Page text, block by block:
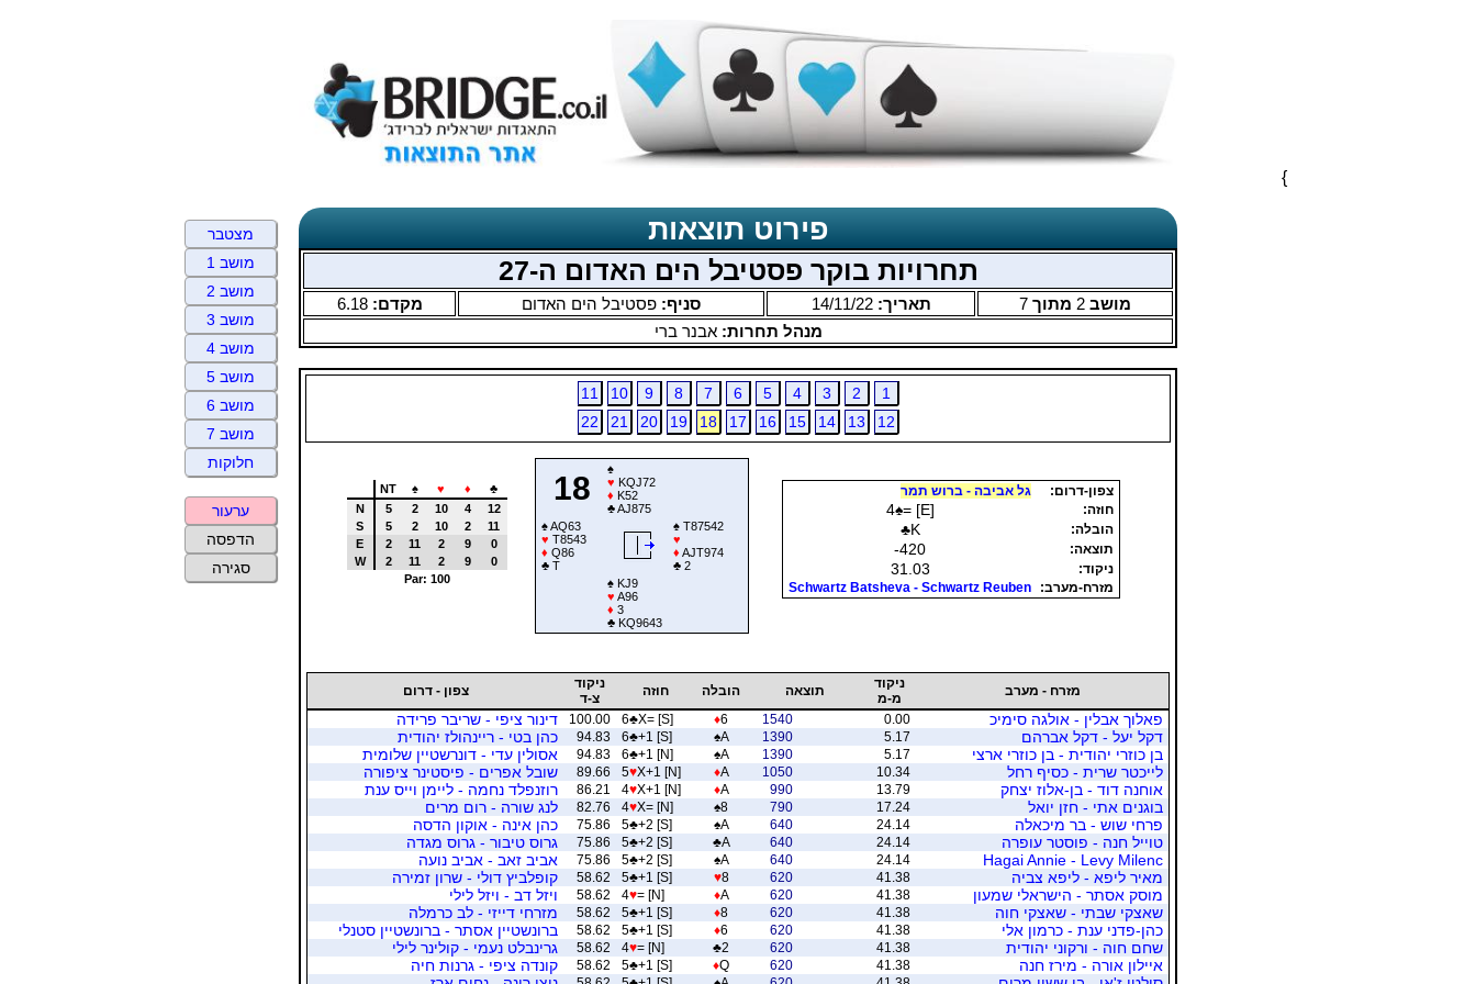
}
פירוט תוצאות
תחרויות בוקר פסטיבל הים האדום ה-27
מושב 2 מתוך 7 תאריך:14/11/22 סניף: פסטיבל הים האדום מקדם:6.18
מנהל תחרות:אבנר ברי
1
2
3
4
5
6
7
8
9
10
11
12
13
14
15
16
17
18
19
20
21
22
צפון-דרום:
גל אביבה - ברוש תמר
חוזה:
4♠= [E]
הובלה: ♣K
תוצאה: -420
ניקוד: 31.03
מזרח-מערב: Schwartz Batsheva - Schwartz Reuben
18
♠
♥ KQJ72
♦ K52
♣AJ875
♠AQ63
♥ T8543
♦ Q86
♣ T
♠ T87542
♥
♦ AJT974
♣ 2
♠ KJ9
♥ A96
♦ 3
♣ KQ9643
NT ♠ ♥ ♦
♣
N
5 2 10 4
12
S
5 2 10 2
11
E
2 11 2 9
0
W
2 11 2 9
0
Par: 100
מזרח - מערב
ניקוד
מ-מ
תוצאה הובלה חוזה
ניקוד
צ-ד
צפון - דרום
פאלוך אבלין - אולגה סימיכ 0.00
1540
♦6
6♣X= [S]
100.00
דינור ציפי - שריבר פרידה
דקל יעל - דקל אברהם
5.17
1390
♠A
6♣+1 [S]
94.83
כהן בטי - ריינהולז יהודית
בן כוזרי יהודית - בן כוזרי ארצי
5.17
1390
♠A
6♣+1 [N]
94.83
אסולין עדי - דונרשטיין שלומית
לייכטר שרית - כסיף רחל
10.34
1050
♦A
5♥X+1 [N]
89.66
שובל אפרים - פיסטינר ציפורה
אוחנה דוד - בן-אלוז יצחק
13.79
990
♦A
4♥X+1 [N]
86.21
רוזנפלד נחמה - ליימן וייס ענת
בוגנים אתי - חזן יואל
17.24
790
♠8
4♥X= [N]
82.76
לנג שורה - רום מרים
פרחי שוש - בר מיכאלה
24.14
640
♠A
5♣+2 [S]
75.86
כהן אינה - אוקון הדסה
טוייל חנה - פוסטר עופרה
24.14
640
♣A
5♣+2 [S]
75.86
גרוס טיבור - גרוס מגדה
Hagai Annie - Levy Milenc
24.14
640
♠A
5♣+2 [S]
75.86
אביב זאב - אביב נועה
מאיר ליפא - ליפא צביה
41.38
620
♥8
5♣+1 [S]
58.62
קופלביץ דולי - שרון זמירה
מוסק אסתר - הישראלי שמעון
41.38
620
♦A
4♥= [N]
58.62
ויזל דב - ויזל לילי
שאצקי שבתי - שאצקי חוה
41.38
620
♦8
5♣+1 [S]
58.62
מזרחי דייזי - לב כרמלה
כהן-פדני ענת - כרמון אלי
41.38
620
♦6
5♣+1 [S]
58.62
ברונשטיין אסתר - ברונשטיין סטנלי
שחם חוה - ורקוני יהודית
41.38
620
♣2
4♥= [N]
58.62
גרינבלט נעמי - קולינר לילי
איילון אורה - מירז חנה
41.38
620
♦Q
5♣+1 [S]
58.62
קונדה ציפי - גרנות חיה
מצטבר
מושב 1
מושב 2
מושב 3
מושב 4
מושב 5
מושב 6
מושב 7
חלוקות
ערעור
הדפסה
סגירה